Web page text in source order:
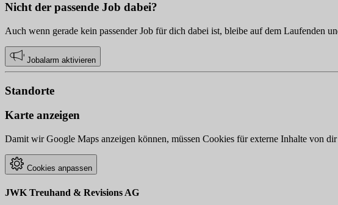
Nicht der passende Job dabei?
Auch wenn gerade kein passender Job für dich dabei ist, bleibe auf dem Laufenden
Jobalarm aktivieren
Standorte
Karte anzeigen
Damit wir Google Maps anzeigen können, müssen Cookies für externe Inhalte von
Cookies anpassen
JWK Treuhand & Revisions AG